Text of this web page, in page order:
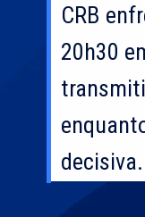
CRB
20h30
decisiva.
CRB
20h30
decisiva.